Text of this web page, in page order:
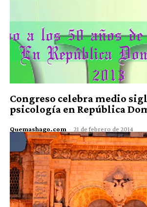
Congreso celebra medio
psicología en República
Quemashago.com - 21 de febrero de 2014